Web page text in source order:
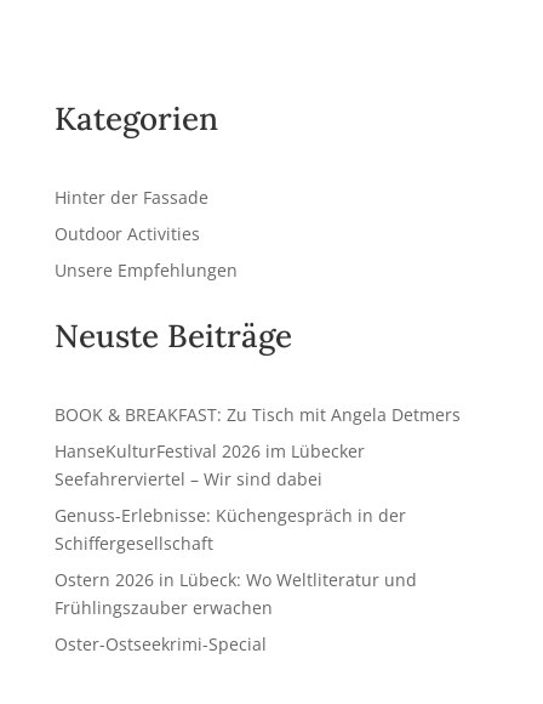
n
i
v
:
Kategorien
Hinter der Fassade
Outdoor Activities
Unsere Empfehlungen
Neuste Beiträge
BOOK & BREAKFAST: Zu Tisch mit Angela Detmers
HanseKulturFestival 2026 im Lübecker
Seefahrerviertel – Wir sind dabei
Genuss-Erlebnisse: Küchengespräch in der
Schiffergesellschaft
Ostern 2026 in Lübeck: Wo Weltliteratur und
Frühlingszauber erwachen
Oster-Ostseekrimi-Special